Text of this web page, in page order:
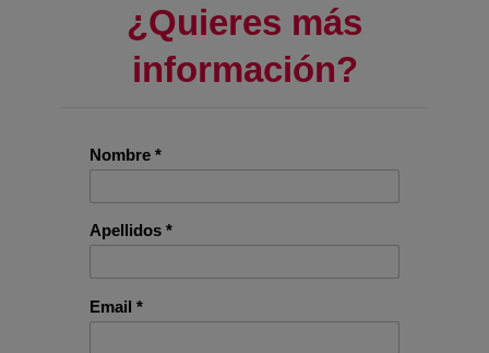
¿Quieres más
información?
Nombre *
Apellidos *
Email *